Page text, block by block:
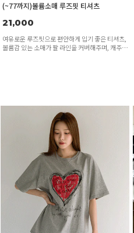
(~77까지)볼륨소매 루즈핏 티셔츠
21,000
여유로운 루즈핏으로 편안하게 입기 좋은 티셔츠,
볼륨감 있는 소매가 팔 라인을 커버해주며, 캐주얼